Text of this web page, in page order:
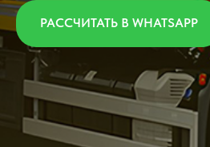
РАССЧИТАТЬ В WHATSAPP